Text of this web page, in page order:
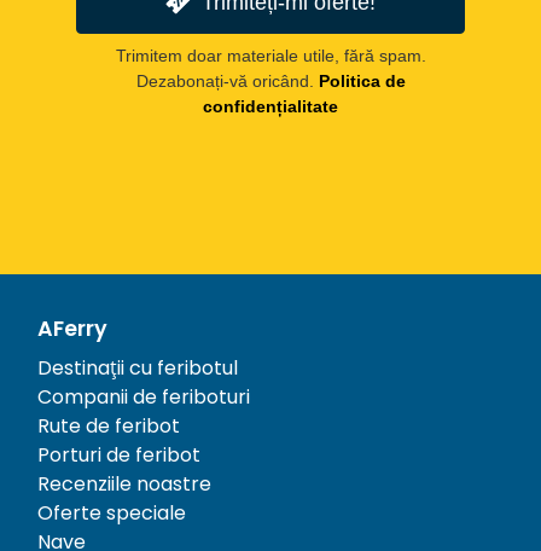
Trimitem doar materiale utile, fără spam.
Dezabonați-vă oricând.
Politica de
confidențialitate
AFerry
Destinații cu feribotul
Companii de feriboturi
Rute de feribot
Porturi de feribot
Recenziile noastre
Oferte speciale
Nave